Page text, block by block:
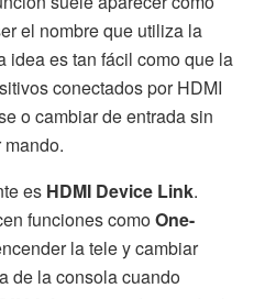
el nombre que utiliza la
idea es tan fácil como que la
conectados por HDMI
o cambiar de entrada sin
es HDMI Device Link.
funciones comoOne-
la tele y cambiar
de la consola cuando